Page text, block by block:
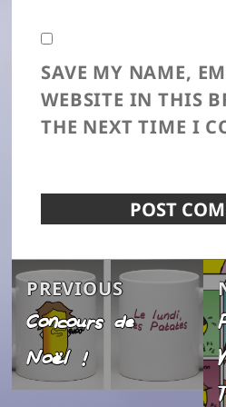
SAVE MY NAME,
WEBSITE IN THIS
THE NEXT TIME I
Post
navigation
PREVIOUSPrevious
post:
Concours de
Noël !